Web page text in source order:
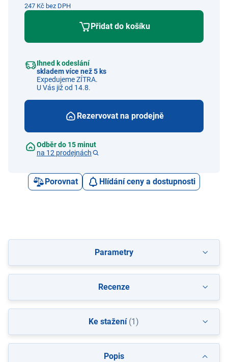
247 Kč bez DPH
Přidat do košíku
Ihned k odeslání
skladem více než 5 ks
Expedujeme ZÍTRA.
U Vás již od 14.8.
Rezervovat na prodejně
Odběr do 15 minut
na 12 prodejnách
Porovnat Hlídání ceny a dostupnosti
Popis
Parametry
Recenze
Ke stažení(1)